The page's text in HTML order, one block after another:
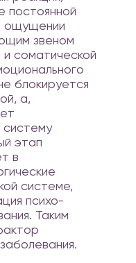
ощущении
звеном
и соматической
блокируется
а,
этап
в
системе,
психо­
Таким